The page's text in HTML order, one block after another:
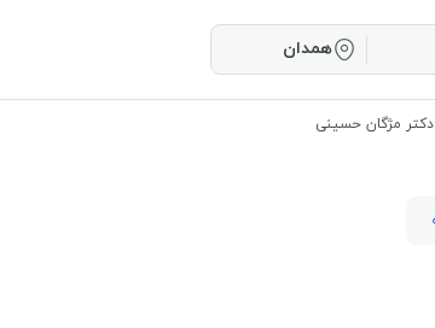
همدان
مژگان حسینی